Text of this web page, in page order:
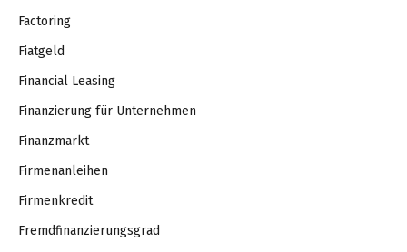
Factoring
Fiatgeld
Financial Leasing
Finanzierung für Unternehmen
Finanzmarkt
Firmenanleihen
Firmenkredit
Fremdfinanzierungsgrad